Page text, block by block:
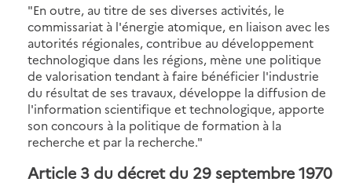
"En outre, au titre de ses diverses activités, le
commissariat à l'énergie atomique, en liaison avec les
autorités régionales, contribue au développement
technologique dans les régions, mène une politique
de valorisation tendant à faire bénéficier l'industrie
du résultat de ses travaux, développe la diffusion de
l'information scientifique et technologique, apporte
son concours à la politique de formation à la
recherche et par la recherche."
Article 3 du décret du 29 septembre 1970